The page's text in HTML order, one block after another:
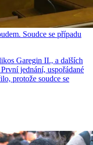
Soudce se případu
Garegin II., a dalších
jednání, uspořádané
protože soudce se